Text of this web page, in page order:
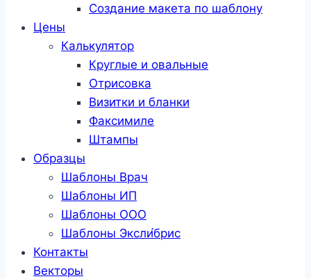
Создание макета по шаблону
Цены
Калькулятор
Круглые и овальные
Отрисовка
Визитки и бланки
Факсимиле
Штампы
Образцы
Шаблоны Врач
Шаблоны ИП
Шаблоны ООО
Шаблоны Эксли́брис
Контакты
Векторы